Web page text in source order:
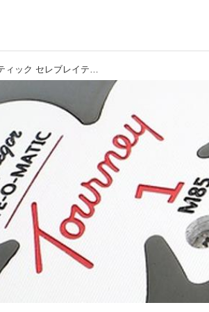
【ターニークラシック Ｍ85 アイオマティック セレブレイティング 120th マグレガーゴルフ】球を操る楽しさを思い出す